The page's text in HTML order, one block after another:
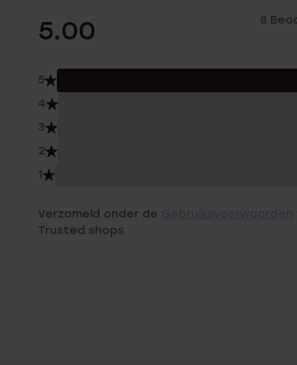
5.00 8
5
4
3
2
1
Verzameld onder de
Trusted shops